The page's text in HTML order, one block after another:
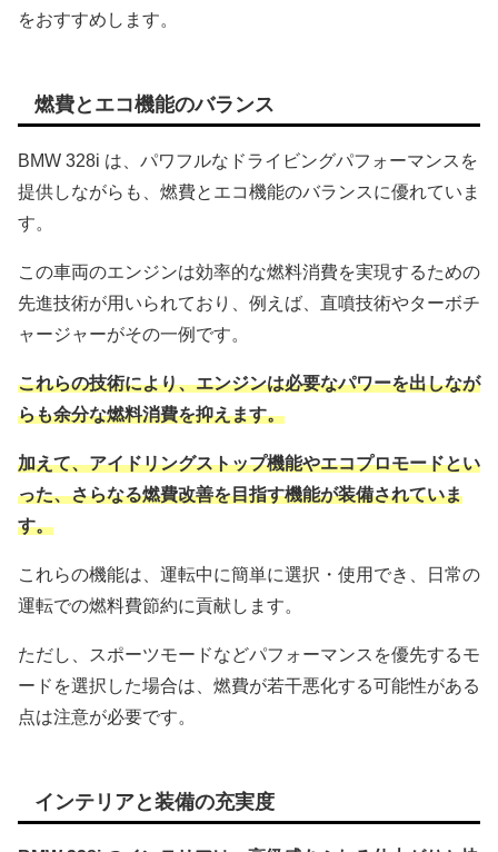
をおすすめします。
燃費とエコ機能のバランス
BMW 328i は、パワフルなドライビングパフォーマンスを
提供しながらも、燃費とエコ機能のバランスに優れていま
す。
この車両のエンジンは効率的な燃料消費を実現するための
先進技術が用いられており、例えば、直噴技術やターボチ
ャージャーがその一例です。
これらの技術により、エンジンは必要なパワーを出しなが
らも余分な燃料消費を抑えます。
加えて、アイドリングストップ機能やエコプロモードとい
った、さらなる燃費改善を目指す機能が装備されていま
す。
これらの機能は、運転中に簡単に選択・使用でき、日常の
運転での燃料費節約に貢献します。
ただし、スポーツモードなどパフォーマンスを優先するモ
ードを選択した場合は、燃費が若干悪化する可能性がある
点は注意が必要です。
インテリアと装備の充実度